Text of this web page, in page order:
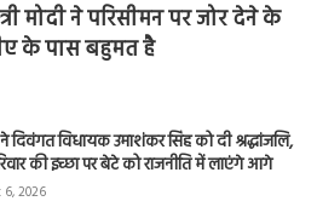
मोदी ने परिसीमन पर जोर देने के
के पास बहुमत है
दिवंगत विधायक उमाशंकर सिंह को दी श्रद्धांजलि,
की इच्छा पर बेटे को राजनीति में लाएंगे आगे
2026